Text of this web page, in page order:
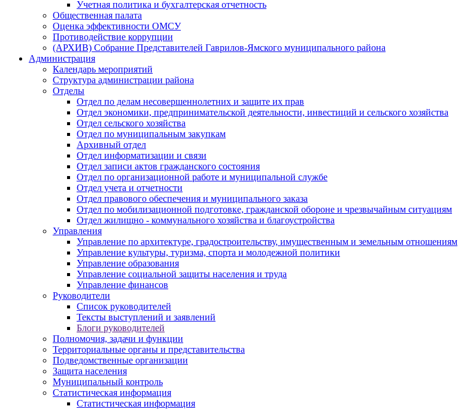
Учетная политика и бухгалтерская отчетность
Общественная палата
Оценка эффективности ОМСУ
Противодействие коррупции
(АРХИВ) Собрание Представителей Гаврилов-Ямского муниципального района
Администрация
Календарь мероприятий
Структура администрации района
Отделы
Отдел по делам несовершеннолетних и защите их прав
Отдел экономики, предпринимательской деятельности, инвестиций и сельского хозяйства
Отдел сельского хозяйства
Отдел по муниципальным закупкам
Архивный отдел
Отдел информатизации и связи
Отдел записи актов гражданского состояния
Отдел по организационной работе и муниципальной службе
Отдел учета и отчетности
Отдел правового обеспечения и муниципального заказа
Отдел по мобилизационной подготовке, гражданской обороне и чрезвычайным ситуациям
Отдел жилищно - коммунального хозяйства и благоустройства
Управления
Управление по архитектуре, градостроительству, имущественным и земельным отношениям
Управление культуры, туризма, спорта и молодежной политики
Управление образования
Управление социальной защиты населения и труда
Управление финансов
Руководители
Список руководителей
Тексты выступлений и заявлений
Блоги руководителей
Полномочия, задачи и функции
Территориальные органы и представительства
Подведомственные организации
Защита населения
Муниципальный контроль
Статистическая информация
Статистическая информация